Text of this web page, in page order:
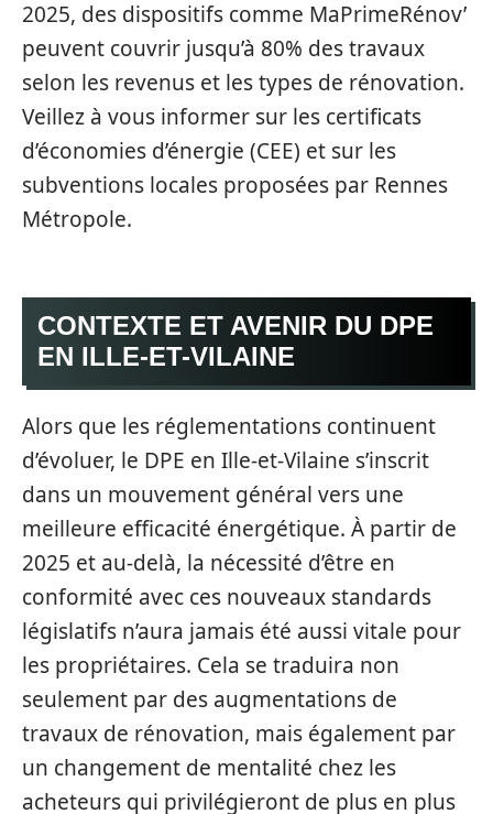
2025, des dispositifs comme MaPrimeRénov’
peuvent couvrir jusqu’à 80% des travaux
selon les revenus et les types de rénovation.
Veillez à vous informer sur les certificats
d’économies d’énergie (CEE) et sur les
subventions locales proposées par Rennes
Métropole.
CONTEXTE ET AVENIR DU DPE
EN ILLE-ET-VILAINE
Alors que les réglementations continuent
d’évoluer, le DPE en Ille-et-Vilaine s’inscrit
dans un mouvement général vers une
meilleure efficacité énergétique. À partir de
2025 et au-delà, la nécessité d’être en
conformité avec ces nouveaux standards
législatifs n’aura jamais été aussi vitale pour
les propriétaires. Cela se traduira non
seulement par des augmentations de
travaux de rénovation, mais également par
un changement de mentalité chez les
acheteurs qui privilégieront de plus en plus